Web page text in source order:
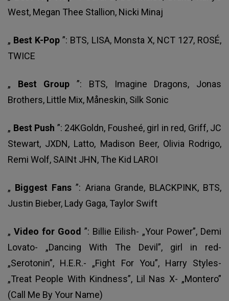
West, Megan Thee Stallion, Nicki Minaj
„ Best K-Pop”: BTS, LISA, Monsta X, NCT 127, ROSÉ,
TWICE
„ Best Group”: BTS, Imagine Dragons, Jonas
Brothers, Little Mix, Måneskin, Silk Sonic
„ Best Push ”: 24KGoldn, Fousheé, girl in red, Griff, JC
Stewart, JXDN, Latto, Madison Beer, Olivia Rodrigo,
Remi Wolf, SAINt JHN, The Kid LAROI
„ Biggest Fans”: Ariana Grande, BLACKPINK, BTS,
Justin Bieber, Lady Gaga, Taylor Swift
„ Video for Good ”: Billie Eilish- „Your Power”, Demi
Lovato- „Dancing With The Devil”, girl in red-
„Serotonin”, H.E.R.- „Fight For You”, Harry Styles-
„Treat People With Kindness”, Lil Nas X- „Montero”
(Call Me By Your Name)